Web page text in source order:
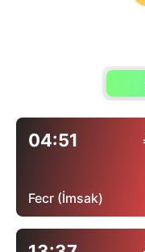
04:51
Fecr (İmsak)